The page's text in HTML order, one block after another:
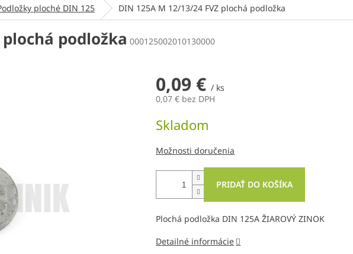
ploché DIN 125 DIN 125A M 12/13/24 FVZ plochá podložka
plochá podložka 000125002010130000
0,09 € / ks
0,07 € bez DPH
cena:
Skladom
Možnosti doručenia
PRIDAŤ DO KOŠÍKA
Plochá podložka DIN 125A ŽIAROVÝ ZINOK
Detailné informácie